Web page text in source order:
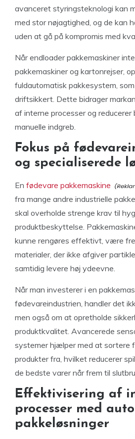
avanceret styringsteknologi kan
med stor nøjagtighed, og de kan
uden at gå på kompromis med
Når endloader pakkemaskiner
pakkemaskiner og kartonrejser,
fuldautomatisk pakkesystem,
driftsikkert. Dette bidrager
af interne processer og
manuelle indgreb.
Fokus på
og specialiserede
En fødevare pakkemaskine
fra mange andre industrielle
skal overholde strenge krav til
produktbeskyttelse.
kunne rengøres effektivt, være
materialer, der ikke afgiver
samtidig levere høj ydeevne.
Når man investerer i en
fødevareindustrien, handler det
men også om at opretholde
produktkvalitet. Avancerede
systemer hjælper med at sortere
produkter fra, hvilket reducerer
de bedste varer når frem til
Effektivisering af
processer med
pakkeløsninger